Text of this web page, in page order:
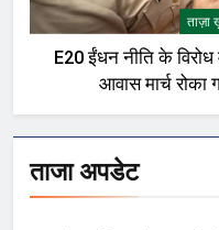
ताज़ा
E20 ईंधन नीति के
आवास मार्च रोका
ताजा अपडेट